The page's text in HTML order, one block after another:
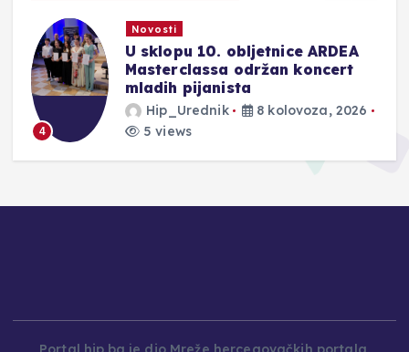
4
Novosti
U sklopu 10. obljetnice ARDEA
Masterclassa održan koncert
mladih pijanista
Hip_Urednik
8 kolovoza, 2026
5 views